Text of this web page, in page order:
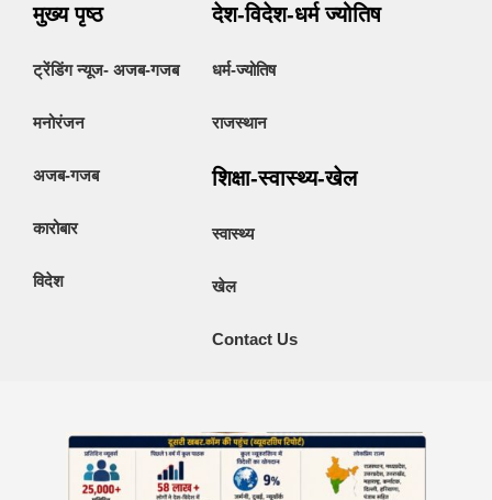
मुख्य पृष्ठ
ट्रेंडिंग न्यूज- अजब-गजब
मनोरंजन
अजब-गजब
कारोबार
विदेश
देश-विदेश-धर्म ज्योतिष
धर्म-ज्योतिष
राजस्थान
शिक्षा-स्वास्थ्य-खेल
स्वास्थ्य
खेल
Contact Us